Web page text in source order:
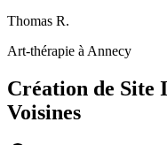
Thomas R.
Art-thérapie à Annecy
Création de Site
Voisines